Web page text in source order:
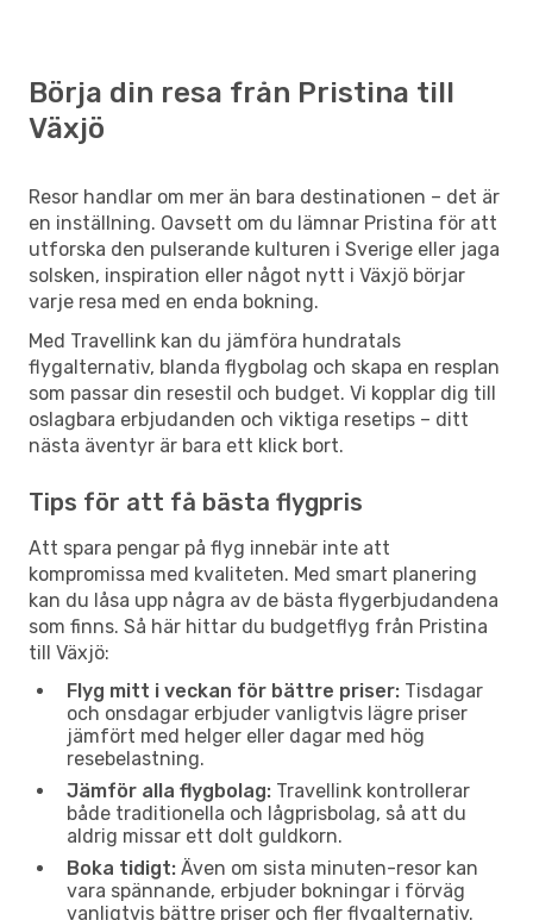
Börja din resa från Pristina till
Växjö
Resor handlar om mer än bara destinationen – det är
en inställning. Oavsett om du lämnar Pristina för att
utforska den pulserande kulturen i Sverige eller jaga
solsken, inspiration eller något nytt i Växjö börjar
varje resa med en enda bokning.
Med Travellink kan du jämföra hundratals
flygalternativ, blanda flygbolag och skapa en resplan
som passar din resestil och budget. Vi kopplar dig till
oslagbara erbjudanden och viktiga resetips – ditt
nästa äventyr är bara ett klick bort.
Tips för att få bästa flygpris
Att spara pengar på flyg innebär inte att
kompromissa med kvaliteten. Med smart planering
kan du låsa upp några av de bästa flygerbjudandena
som finns. Så här hittar du budgetflyg från Pristina
till Växjö:
Flyg mitt i veckan för bättre priser: Tisdagar
och onsdagar erbjuder vanligtvis lägre priser
jämfört med helger eller dagar med hög
resebelastning.
Jämför alla flygbolag: Travellink kontrollerar
både traditionella och lågprisbolag, så att du
aldrig missar ett dolt guldkorn.
Boka tidigt: Även om sista minuten-resor kan
vara spännande, erbjuder bokningar i förväg
vanligtvis bättre priser och fler flygalternativ.